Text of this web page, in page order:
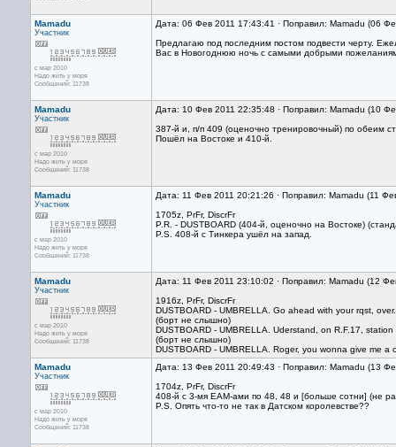
Mamadu
Участник
с мар 2010
Надо жить у моря
Сообщений: 11738
Дата: 06 Фев 2011 17:43:41 · Поправил: Mamadu (06
Предлагаю под последним постом подвести черту.
Вас в Новогоднюю ночь с самыми добрыми
Mamadu
Участник
с мар 2010
Надо жить у моря
Сообщений: 11738
Дата: 10 Фев 2011 22:35:48 · Поправил: Mamadu (10
387-й и, п/п 409 (оценочно тренировочный) по обеим
Пошёл на Востоке и 410-й.
Mamadu
Участник
с мар 2010
Надо жить у моря
Сообщений: 11738
Дата: 11 Фев 2011 20:21:26 · Поправил: Mamadu (11
1705z, PrFr, DiscrFr
P.R. - DUSTBOARD (404-й, оценочно на Востоке)
P.S. 408-й с Тинкера ушёл на запад.
Mamadu
Участник
с мар 2010
Надо жить у моря
Сообщений: 11738
Дата: 11 Фев 2011 23:10:02 · Поправил: Mamadu (12
1916z, PrFr, DiscrFr
DUSTBOARD - UMBRELLA. Go ahead with your rqst, over.
(борт не слышно)
DUSTBOARD - UMBRELLA. Uderstand, on R.F.17,
(борт не слышно)
DUSTBOARD - UMBRELLA. Roger, you wonna give me a
Mamadu
Участник
с мар 2010
Надо жить у моря
Сообщений: 11738
Дата: 13 Фев 2011 20:49:43 · Поправил: Mamadu (13
1704z, PrFr, DiscrFr
408-й с 3-мя ЕАМ-ами по 48, 48 и [больше сотни] (не
P.S. Опять что-то не так в Датском королевстве??